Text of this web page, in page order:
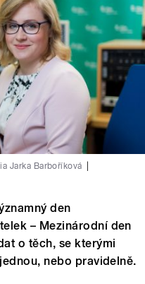
Jarka Barboříková
den
– Mezinárodní den
o těch, se kterými
nebo pravidelně.